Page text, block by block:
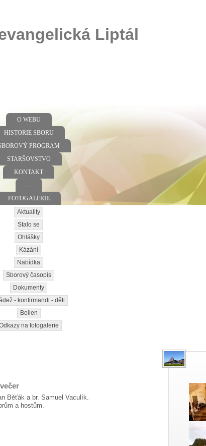
Liptál
O WEBU
HISTORIE SBORU
PROGRAM
STARŠOVSTVO
KONTAKT
FOTOGALERIE
Aktuality
Stalo se
Ohlášky
Kázání
Nabídka
Sborový časopis
Dokumenty
- konfirmandi - děti
Beilen
na fotogalerie
Běťák a br. Samuel Vaculík.
a hostům.